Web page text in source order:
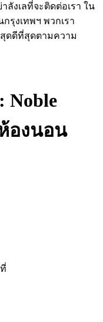
งเลที่จะติดต่อเรา ใน
รุงเทพฯ พวกเรา
ดดีที่สุดตามความ
Noble
องนอน